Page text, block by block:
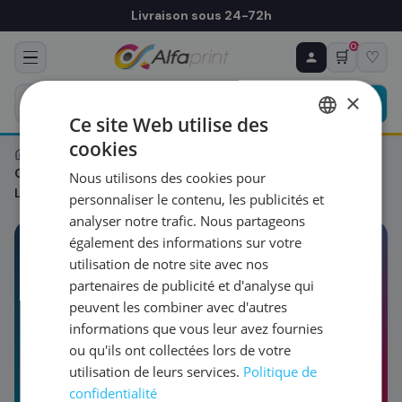
Livraison sous 24-72h
🛒
0
♡
Maintenance & Dépannage
Comment réinitialiser vos toners sur votre Brother MFC-
L8690CDW ?
MAINTENANCE & DÉPANNAGE
2 MIN DE LECTURE 02/04/2025
Comment réinitialiser vos
toners sur votre Brother
MFC-L8690CDW ?
♻ COMMANDE RÉCURRENTE
Prévoyez & économisez
Programmez votre prochain achat — notre équipe
vous prépare un devis personnalisé
RÉFÉRENCE DU PRODUIT
FRÉQUENCE
QUANTITÉ PAR LIVRAISON
DATE DE PREMIÈRE LIVRAISON SOUHAITÉE
×
Ce site Web utilise des
cookies
Nous utilisons des cookies pour
personnaliser le contenu, les publicités et
analyser notre trafic. Nous partageons
également des informations sur votre
utilisation de notre site avec nos
partenaires de publicité et d'analyse qui
peuvent les combiner avec d'autres
informations que vous leur avez fournies
ou qu'ils ont collectées lors de votre
utilisation de leurs services. Politique de
confidentialité